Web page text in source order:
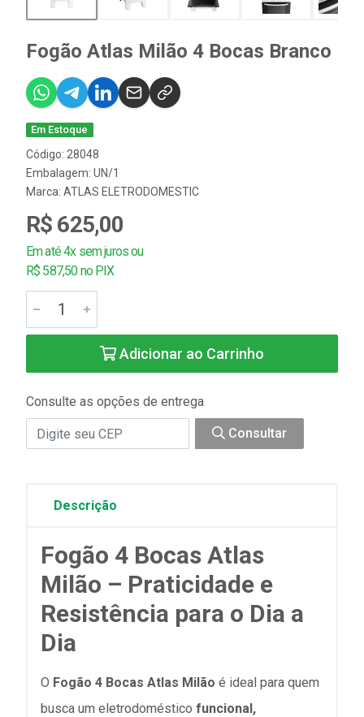
Fogão Atlas Milão 4 Bocas Branco
Em Estoque
Código: 28048
Embalagem: UN/1
Marca: ATLAS ELETRODOMESTIC
R$ 625,00
Em até 4x sem juros ou
R$ 587,50 no PIX
Adicionar ao Carrinho
Consulte as opções de entrega
Consultar
Descrição
Fogão 4 Bocas Atlas
Milão – Praticidade e
Resistência para o Dia a
Dia
O Fogão 4 Bocas Atlas Milão é ideal para quem
busca um eletrodoméstico funcional,